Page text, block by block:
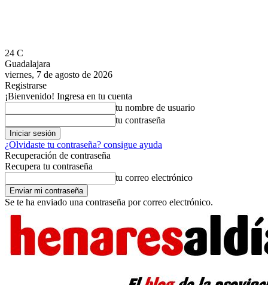
24 C
Guadalajara
viernes, 7 de agosto de 2026
Registrarse
¡Bienvenido! Ingresa en tu cuenta
tu nombre de usuario
tu contraseña
¿Olvidaste tu contraseña? consigue ayuda
Recuperación de contraseña
Recupera tu contraseña
tu correo electrónico
Se te ha enviado una contraseña por correo electrónico.